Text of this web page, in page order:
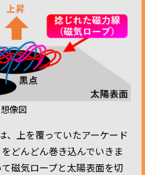
像図
、上を覆っていたアーケード
どんどん巻き込んでいきま
磁気ロープと太陽表面を切